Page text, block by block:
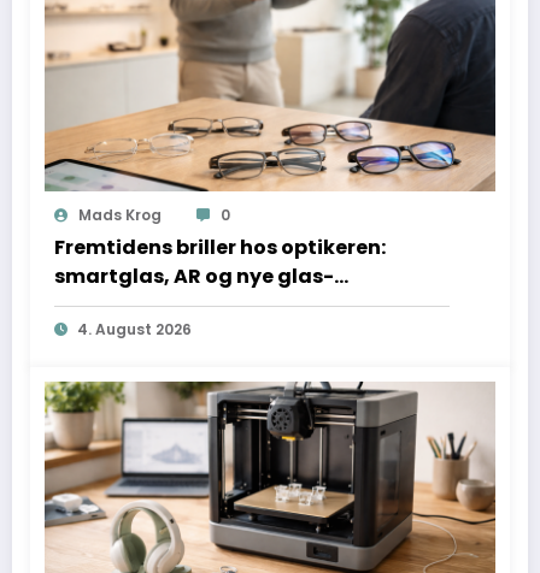
Mads Krog 0
Fremtidens briller hos optikeren:
smartglas, AR og nye glas-
teknologier forklaret
4. August 2026